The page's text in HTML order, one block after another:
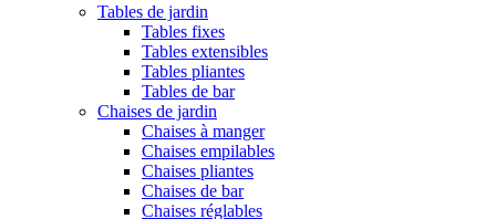
Tables de jardin
Tables fixes
Tables extensibles
Tables pliantes
Tables de bar
Chaises de jardin
Chaises à manger
Chaises empilables
Chaises pliantes
Chaises de bar
Chaises réglables